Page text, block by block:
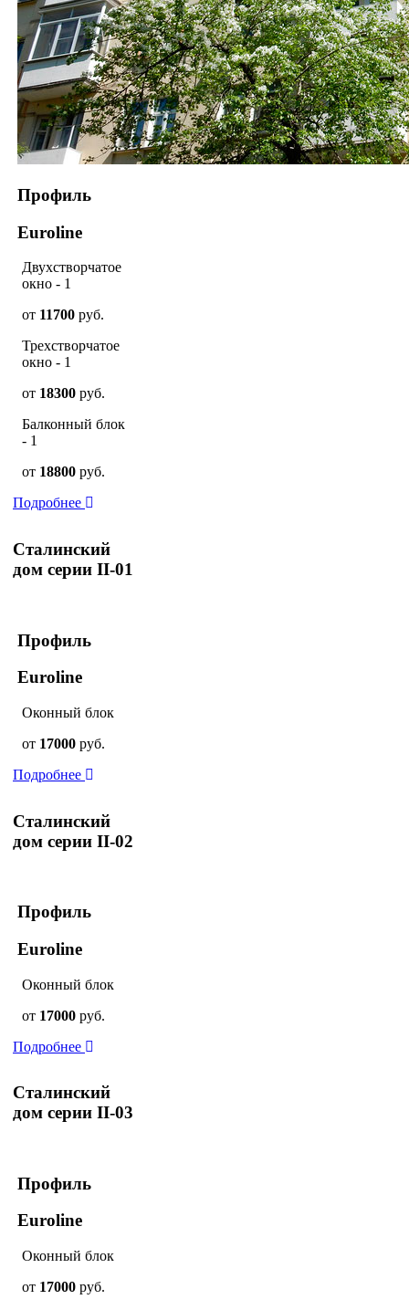
Профиль
Euroline
Двухстворчатое
окно - 1
от 11700 руб.
Трехстворчатое
окно - 1
от 18300 руб.
Балконный блок
- 1
от 18800 руб.
Подробнее
Сталинский
дом серии II-01
Профиль
Euroline
Оконный блок
от 17000 руб.
Подробнее
Сталинский
дом серии II-02
Профиль
Euroline
Оконный блок
от 17000 руб.
Подробнее
Сталинский
дом серии II-03
Профиль
Euroline
Оконный блок
от 17000 руб.